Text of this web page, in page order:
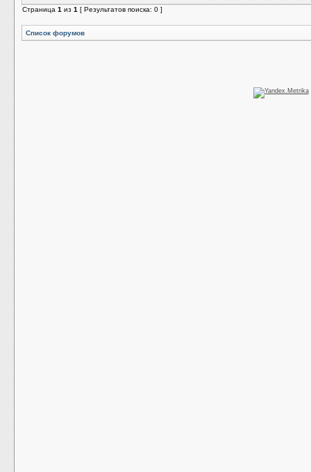
Страница 1 из 1 [ Результатов поиска: 0 ]
Список форумов